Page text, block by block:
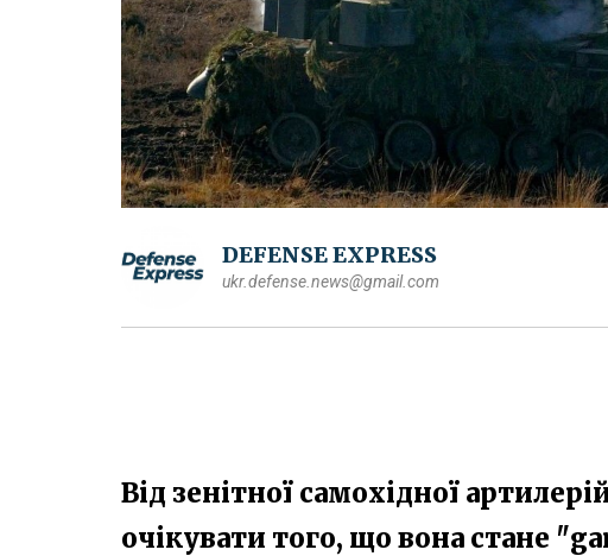
DEFENSE EXPRESS
ukr.defense.news@gmail.com
Від зенітної самохідної
очікувати того, що вона стане